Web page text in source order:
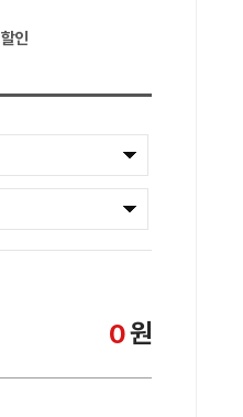
할인
0원